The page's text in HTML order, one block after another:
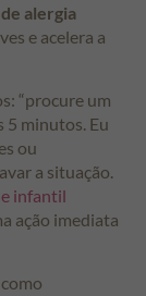
alergia
e acelera a
“procure um
5 minutos. Eu
ou
a situação.
infantil
ação imediata